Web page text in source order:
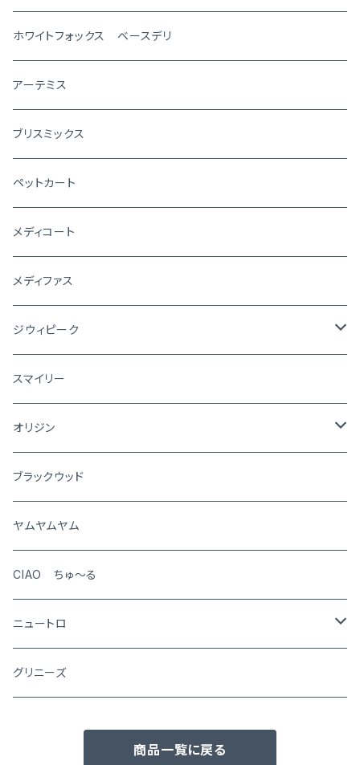
ホワイトフォックス ベースデリ
アーテミス
ブリスミックス
ペットカート
メディコート
メディファス
ジウィピーク
犬
猫
スマイリー
オリジン
犬
猫
ブラックウッド
ヤムヤムヤム
CIAO ちゅ～る
ニュートロ
シュプレモ
グリニーズ
商品一覧に戻る